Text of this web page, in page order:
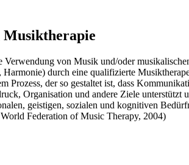
Musiktherapie
Verwendung von Musik und/oder
durch eine qualifizierte
Prozess, der so gestaltet ist, dass
Organisation und andere Ziele unterstützt
geistigen, sozialen und kognitiven
Federation of Music Therapy, 2004)